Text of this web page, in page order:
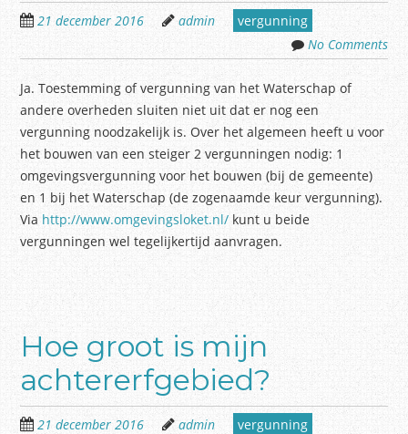
21 december 2016 admin
vergunning
No Comments
Ja. Toestemming of vergunning van het Waterschap of
andere overheden sluiten niet uit dat er nog een
vergunning noodzakelijk is. Over het algemeen heeft u voor
het bouwen van een steiger 2 vergunningen nodig: 1
omgevingsvergunning voor het bouwen (bij de gemeente)
en 1 bij het Waterschap (de zogenaamde keur vergunning).
Via http://www.omgevingsloket.nl/ kunt u beide
vergunningen wel tegelijkertijd aanvragen.
Hoe groot is mijn
achtererfgebied?
21 december 2016 admin
vergunning